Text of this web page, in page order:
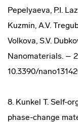
Pepelyaeva, P.I.
Kuzmin, A.V.
Volkova, S.V.
Nanomaterials. –
10.3390/
8. Kunkel T. Self-
phase-change